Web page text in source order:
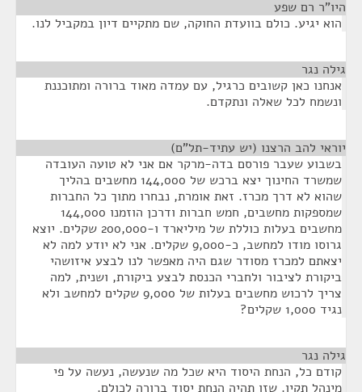
היו"ר רם שפע
הוא יגיע. כולם בוועדת החוקה, שם מתקיים דיון במקביל לנו.
גילה נגר
אנחנו כאן קשובים כרגיל, עם עמדה מאוד ברורה ומתוכננת
ונשמח לכל שאלה ונתקדם.
יוראי להב הרצנו (יש עתיד-תל"ם)
בשבוע שעבר פורסם בדה-מרקר אם אני לא טועה העובדה
שמשרד החינוך יצא ברכש של 144,000 מחשבים בהליך
שהוא לא דרך מכרז. זאת אומרת, נבחרו מתוך כל החברות
שמספקות מחשבים, חמש חברות ודרכן הוזמנו 144,000
מחשבים בעלות כוללת של מיליארד ו-200,000 שקלים. יוצא
גרוסו מודו למחשב, כ-9,000 שקלים. אני לא יודע למה לא
יצאתם למכרז מסודר שגם היה מאפשר לנו לבצע איזושהי
ביקורת לציבור ולחברי הכנסת לבצע ביקורת, ושנית, למה
צריך לרכוש מחשבים בעלות של 9,000 שקלים למחשב ולא
נגיד 1,000 שקלים?
גילה נגר
קודם כל, הנחת היסוד היא שכל מה שנעשה, נעשה על פי
מינהל תקין. שזו תהיה הנחת יסוד ברורה לכולם.